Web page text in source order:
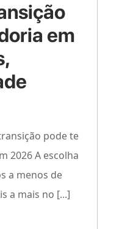
em
pode te
2026 A escolha
a menos de
a mais no [...]